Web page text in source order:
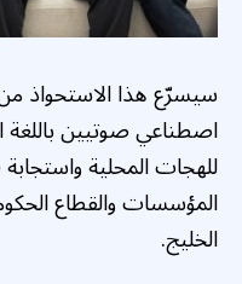
سيسرّع هذا الاستحواذ
اصطناعي صوتيين باللغة
للهجات المحلية
المؤسسات والقطاع
الخليج.